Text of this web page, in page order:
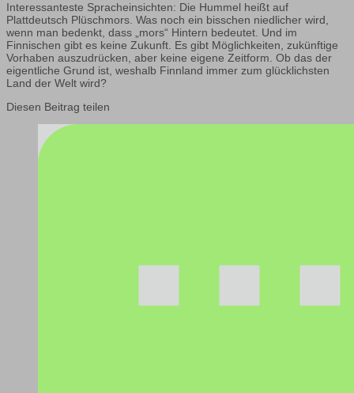
Interessanteste Spracheinsichten: Die Hummel heißt auf
Plattdeutsch Plüschmors. Was noch ein bisschen niedlicher wird,
wenn man bedenkt, dass „mors“ Hintern bedeutet. Und im
Finnischen gibt es keine Zukunft. Es gibt Möglichkeiten, zukünftige
Vorhaben auszudrücken, aber keine eigene Zeitform. Ob das der
eigentliche Grund ist, weshalb Finnland immer zum glücklichsten
Land der Welt wird?
Diesen Beitrag teilen